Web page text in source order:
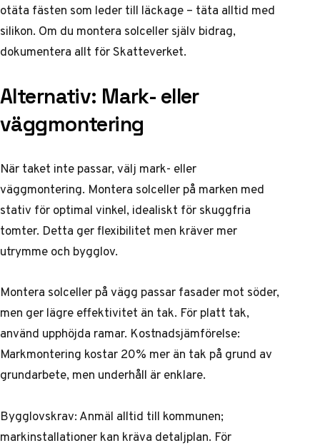
otäta fästen som leder till läckage – täta alltid med
silikon. Om du montera solceller själv bidrag,
dokumentera allt för Skatteverket.
Alternativ: Mark- eller
väggmontering
När taket inte passar, välj mark- eller
väggmontering. Montera solceller på marken med
stativ för optimal vinkel, idealiskt för skuggfria
tomter. Detta ger flexibilitet men kräver mer
utrymme och bygglov.
Montera solceller på vägg passar fasader mot söder,
men ger lägre effektivitet än tak. För platt tak,
använd upphöjda ramar. Kostnadsjämförelse:
Markmontering kostar 20% mer än tak på grund av
grundarbete, men underhåll är enklare.
Bygglovskrav: Anmäl alltid till kommunen;
markinstallationer kan kräva detaljplan. För